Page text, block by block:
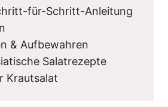
für-Schritt-Anleitung
& Aufbewahren
Salatrezepte
Krautsalat